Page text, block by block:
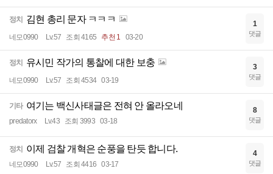
정치 김현 총리 문자 ㅋㅋㅋ
네모0990 Lv.57 조회 4165 추천 1 03-20
1
댓글
정치 유시민 작가의 통찰에 대한 보충
네모0990 Lv.57 조회 4534 03-19
3
댓글
기타 여기는 백신사태글은 전혀 안 올라오네
predatorx Lv.43 조회 3993 03-18
8
댓글
정치 이제 검찰 개혁은 순풍을 탄듯 합니다.
네모0990 Lv.57 조회 4416 03-17
4
댓글